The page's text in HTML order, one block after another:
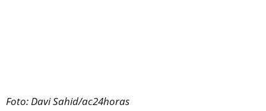
Foto: Davi Sahid/ac24horas